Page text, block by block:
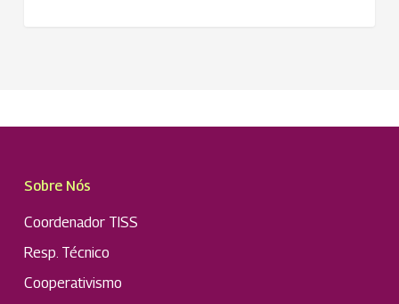
Sobre Nós
Coordenador TISS
Resp. Técnico
Cooperativismo